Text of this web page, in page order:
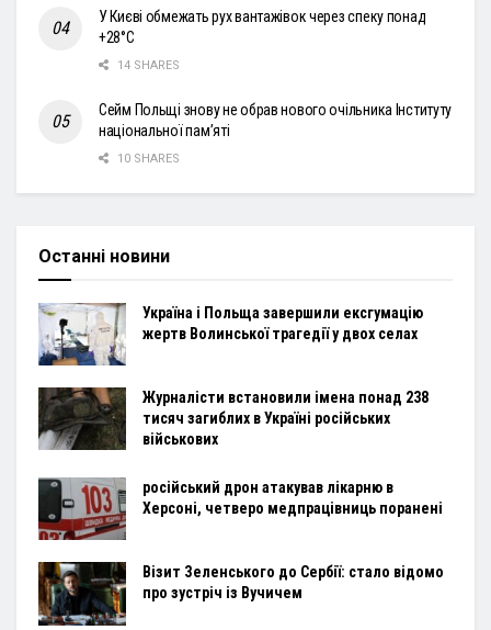
У Києві обмежать рух вантажівок через спеку понад
+28°С
14 SHARES
Сейм Польщі знову не обрав нового очільника Інституту
національної пам’яті
10 SHARES
Останні новини
Україна і Польща завершили ексгумацію
жертв Волинської трагедії у двох селах
Журналісти встановили імена понад 238
тисяч загиблих в Україні російських
військових
російський дрон атакував лікарню в
Херсоні, четверо медпрацівниць поранені
Візит Зеленського до Сербії: стало відомо
про зустріч із Вучичем